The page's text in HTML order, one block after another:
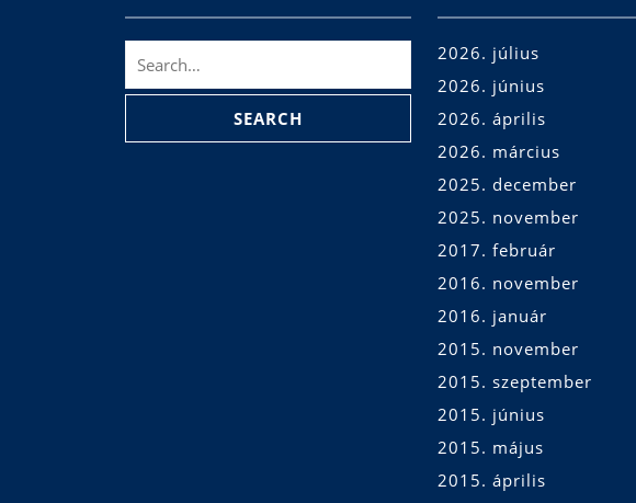
for:
2026. július
2026. június
2026. április
2026. március
2025. december
2025. november
2017. február
2016. november
2016. január
2015. november
2015. szeptember
2015. június
2015. május
2015. április